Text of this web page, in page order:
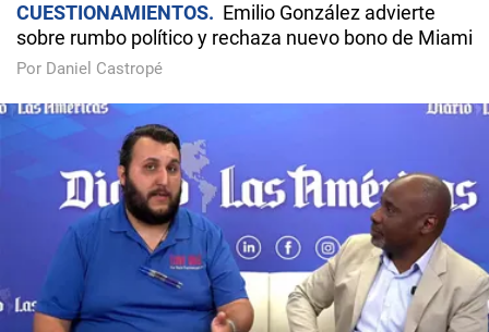
CUESTIONAMIENTOS
Emilio González advierte
sobre rumbo político y rechaza nuevo bono de Miami
Por Daniel Castropé